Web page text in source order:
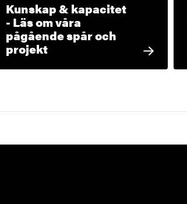
Kunskap & kapacitet
- Läs om våra
pågående spår och
projekt